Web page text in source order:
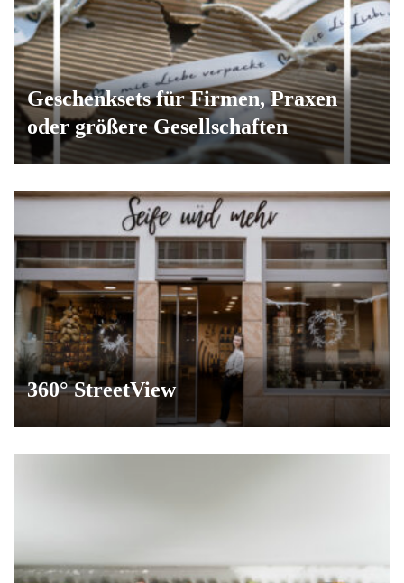
Geschenksets für Firmen, Praxen
oder größere Gesellschaften
360° StreetView